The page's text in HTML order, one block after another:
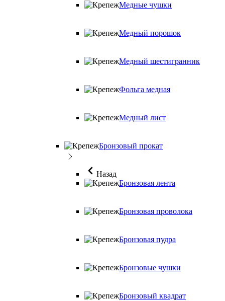
Медные чушки
Медный порошок
Медный шестигранник
Фольга медная
Медный лист
Бронзовый прокат
Назад
Бронзовая лента
Бронзовая проволока
Бронзовая пудра
Бронзовые чушки
Бронзовый квадрат